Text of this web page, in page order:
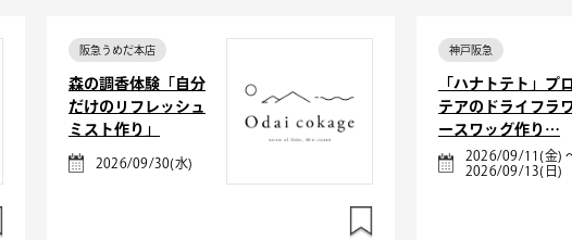
阪急うめだ本店
森の調香体験「自分
だけのリフレッシュ
ミスト作り」
2026/09/30(水)
神戸阪急
「ハナトテト」プロ
テアのドライフラ
ースワッグ作り…
2026/09/11(金)
2026/09/13(日)